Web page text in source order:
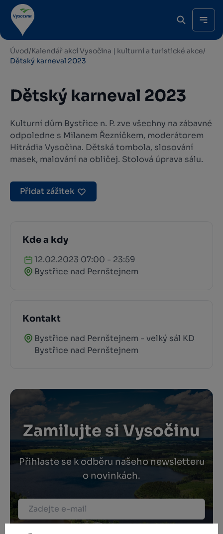
Úvod/Kalendář akcí Vysočina | kulturní a turistické akce/
Dětský karneval 2023
Dětský karneval 2023
Kulturní dům Bystřice n. P. zve všechny na zábavné
odpoledne s Milanem Řezníčkem, moderátorem
Hitrádia Vysočina. Dětská tombola, slosování
masek, malování na obličej. Stolová úprava sálu.
Přidat zážitek
Kde a kdy
12.02.2023 07:00 - 23:59
Bystřice nad Pernštejnem
Kontakt
Bystřice nad Pernštejnem - velký sál KD
Bystřice nad Pernštejnem
Zamilujte si Vysočinu
Přihlaste se k odběru našeho newsletteru
o novinkách.